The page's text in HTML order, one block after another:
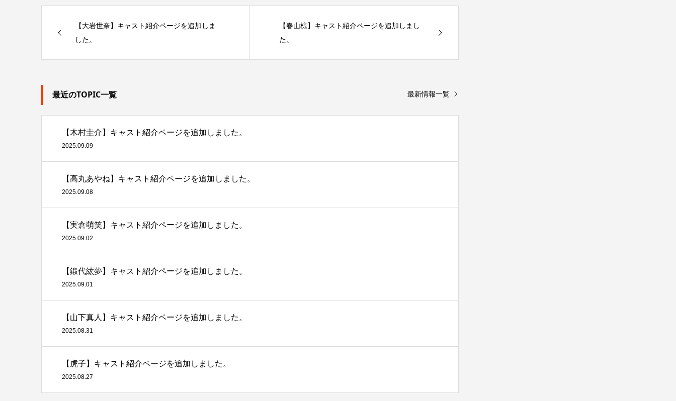
【大岩世奈】キャスト紹介ページを追加しま
した。
【春山椋】キャスト紹介ページを追加しまし
た。
最近のTOPIC一覧 最新情報一覧
【木村圭介】キャスト紹介ページを追加しました。
2025.09.09
【高丸あやね】キャスト紹介ページを追加しました。
2025.09.08
【実倉萌笑】キャスト紹介ページを追加しました。
2025.09.02
【鍛代紘夢】キャスト紹介ページを追加しました。
2025.09.01
【山下真人】キャスト紹介ページを追加しました。
2025.08.31
【虎子】キャスト紹介ページを追加しました。
2025.08.27